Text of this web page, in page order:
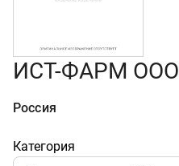
ИСТ-ФАРМ ООО
Россия
Категория